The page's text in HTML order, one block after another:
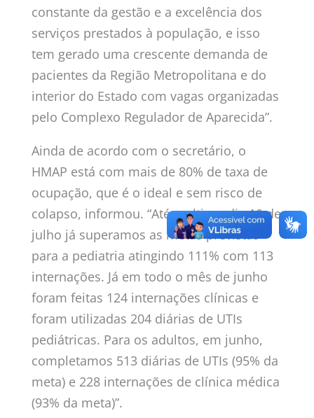
constante da gestão e a excelência dos
serviços prestados à população, e isso
tem gerado uma crescente demanda de
pacientes da Região Metropolitana e do
interior do Estado com vagas organizadas
pelo Complexo Regulador de Aparecida”.
Ainda de acordo com o secretário, o
HMAP está com mais de 80% de taxa de
ocupação, que é o ideal e sem risco de
colapso, informou. “Até o ultimo dia 10 de
julho já superamos as metas previstas
para a pediatria atingindo 111% com 113
internações. Já em todo o mês de junho
foram feitas 124 internações clínicas e
foram utilizadas 204 diárias de UTIs
pediátricas. Para os adultos, em junho,
completamos 513 diárias de UTIs (95% da
meta) e 228 internações de clínica médica
(93% da meta)”.